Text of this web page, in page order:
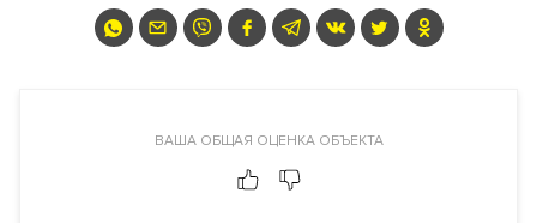
Преимущества дома
Возможность купить апартаменты с готовой дизайнерской
террасами и панорамными видами.
ВАША ОБЩАЯ ОЦЕНКА ОБЪЕКТА